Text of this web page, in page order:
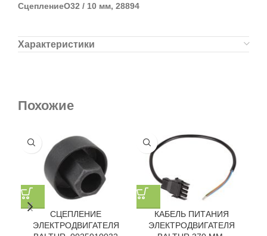
СцеплениеO32 / 10 мм, 28894
Характеристики
Похожие
СЦЕПЛЕНИЕ
ЭЛЕКТРОДВИГАТЕЛЯ
КАБЕЛЬ ПИТАНИЯ
ЭЛЕКТРОДВИГАТЕЛЯ